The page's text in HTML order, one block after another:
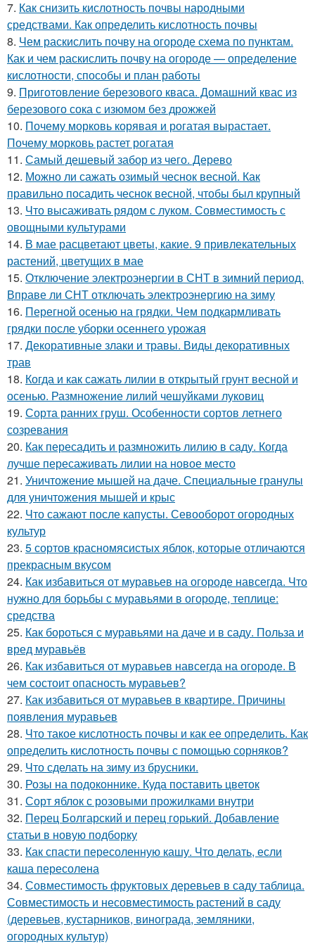
7. Как снизить кислотность почвы народными
средствами. Как определить кислотность почвы
8. Чем раскислить почву на огороде схема по пунктам.
Как и чем раскислить почву на огороде — определение
кислотности, способы и план работы
9. Приготовление березового кваса. Домашний квас из
березового сока с изюмом без дрожжей
10. Почему морковь корявая и рогатая вырастает.
Почему морковь растет рогатая
11. Самый дешевый забор из чего. Дерево
12. Можно ли сажать озимый чеснок весной. Как
правильно посадить чеснок весной, чтобы был крупный
13. Что высаживать рядом с луком. Совместимость с
овощными культурами
14. В мае расцветают цветы, какие. 9 привлекательных
растений, цветущих в мае
15. Отключение электроэнергии в СНТ в зимний период.
Вправе ли СНТ отключать электроэнергию на зиму
16. Перегной осенью на грядки. Чем подкармливать
грядки после уборки осеннего урожая
17. Декоративные злаки и травы. Виды декоративных
трав
18. Когда и как сажать лилии в открытый грунт весной и
осенью. Размножение лилий чешуйками луковиц
19. Сорта ранних груш. Особенности сортов летнего
созревания
20. Как пересадить и размножить лилию в саду. Когда
лучше пересаживать лилии на новое место
21. Уничтожение мышей на даче. Специальные гранулы
для уничтожения мышей и крыс
22. Что сажают после капусты. Севооборот огородных
культур
23. 5 сортов красномясистых яблок, которые отличаются
прекрасным вкусом
24. Как избавиться от муравьев на огороде навсегда. Что
нужно для борьбы с муравьями в огороде, теплице:
средства
25. Как бороться с муравьями на даче и в саду. Польза и
вред муравьёв
26. Как избавиться от муравьев навсегда на огороде. В
чем состоит опасность муравьев?
27. Как избавиться от муравьев в квартире. Причины
появления муравьев
28. Что такое кислотность почвы и как ее определить. Как
определить кислотность почвы с помощью сорняков?
29. Что сделать на зиму из брусники.
30. Розы на подоконнике. Куда поставить цветок
31. Сорт яблок с розовыми прожилками внутри
32. Перец Болгарский и перец горький. Добавление
статьи в новую подборку
33. Как спасти пересоленную кашу. Что делать, если
каша пересолена
34. Совместимость фруктовых деревьев в саду таблица.
Совместимость и несовместимость растений в саду
(деревьев, кустарников, винограда, земляники,
огородных культур)